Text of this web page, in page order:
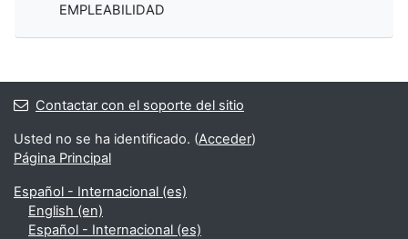
EMPLEABILIDAD
Contactar con el soporte del sitio
Usted no se ha identificado. (Acceder)
Página Principal
Español - Internacional ‎(es)‎
English ‎(en)‎
Español - Internacional ‎(es)‎